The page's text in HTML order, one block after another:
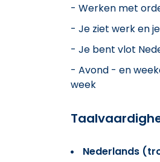
- Werken met
- Je ziet werk en
- Je bent vlot
- Avond - en
week
Nederlands